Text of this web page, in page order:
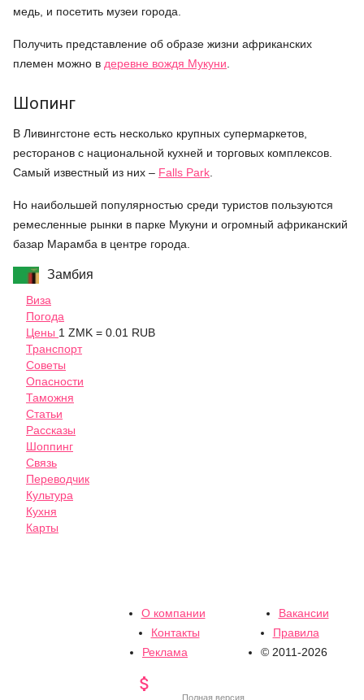
медь, и посетить музеи города.
Получить представление об образе жизни африканских
племен можно в деревне вождя Мукуни
Шопинг
В Ливингстоне есть несколько крупных супермаркетов,
ресторанов с национальной кухней и торговых комплексов.
Самый известный из них – Falls Park
Но наибольшей популярностью среди туристов пользуются
ремесленные рынки в парке Мукуни и огромный африканский
базар Марамба в центре города.
Замбия
Виза
Погода
Цены 1 ZMK = 0.01 RUB
Транспорт
Советы
Опасности
Таможня
Статьи
Рассказы
Шоппинг
Связь
Переводчик
Культура
Кухня
Карты
О компании
Вакансии
Контакты
Правила
Реклама
© 2011-2026

Полная версия